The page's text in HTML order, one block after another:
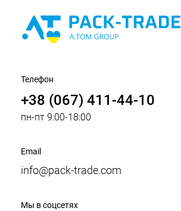
Телефон
+38 (067) 411-44-10
пн-пт 9:00-18:00
Email
info@pack-trade.com
Мы в соцсетях